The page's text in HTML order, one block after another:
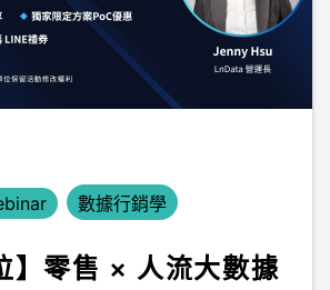
數據行銷學
】零售 × 人流大數據